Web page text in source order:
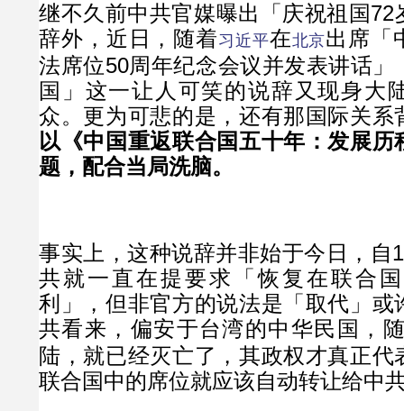
继不久前中共官媒曝出「庆祝祖国72
辞外，近日，随着习近平在北京出席「
法席位50周年纪念会议并发表讲话」
国」这一让人可笑的说辞又现身大
众。更为可悲的是，还有那国际关系
以《中国重返联合国五十年：发展历
题，配合当局洗脑。
事实上，这种说辞并非始于今日，自
共就一直在提要求「恢复在联合
利」，但非官方的说法是「取代」或
共看来，偏安于台湾的中华民国，
陆，就已经灭亡了，其政权才真正代
联合国中的席位就应该自动转让给中